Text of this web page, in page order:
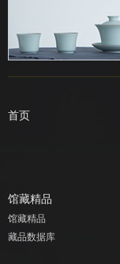
首页
馆藏精品
馆藏精品
藏品数据库